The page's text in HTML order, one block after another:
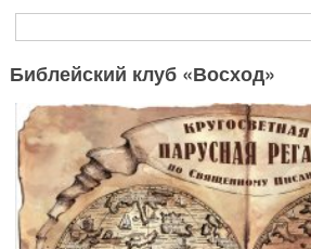
Форма поиска
Библейский клуб «Восход»